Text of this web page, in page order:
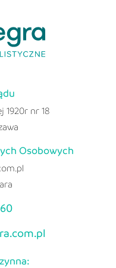
1920r nr 18
Osobowych